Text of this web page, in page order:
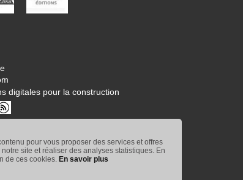
digitales pour la construction
pour vous proposer des services et offres
site et réaliser des analyses statistiques. En
de ces cookies. En savoir plus